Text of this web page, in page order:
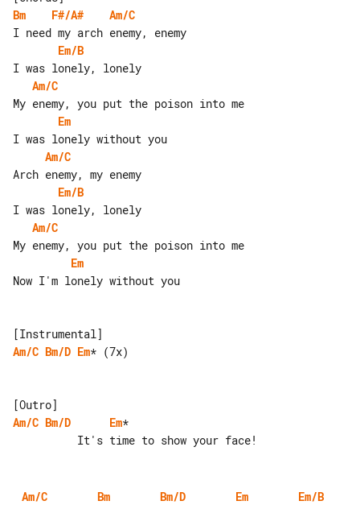
Bm
F#/A#
Am/C
Em/B
Am/C
Em
Am/C
Em/B
Am/C
Em
Now I'm lonely without you
Am/C Bm/D Em* (7x)
Am/C Bm/D Em*
Am/C Bm Bm/D Em Em/B